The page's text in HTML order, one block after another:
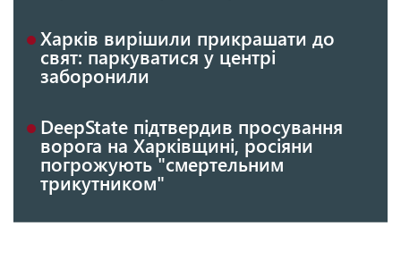
Харків вирішили прикрашати до
свят: паркуватися у центрі
заборонили
DeepState підтвердив просування
ворога на Харківщині, росіяни
погрожують "смертельним
трикутником"